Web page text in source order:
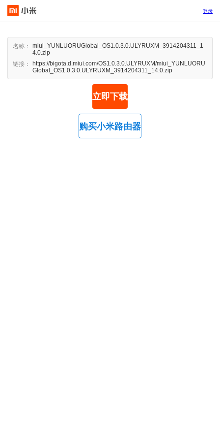
登录
名称：
miui_YUNLUORUGlobal_OS1.0.3.0.ULYRUXM_3914204311_1
4.0.zip
链接：
https://bigota.d.miui.com/OS1.0.3.0.ULYRUXM/miui_YUNLUORU
Global_OS1.0.3.0.ULYRUXM_3914204311_14.0.zip
立即下载
购买小米路由器